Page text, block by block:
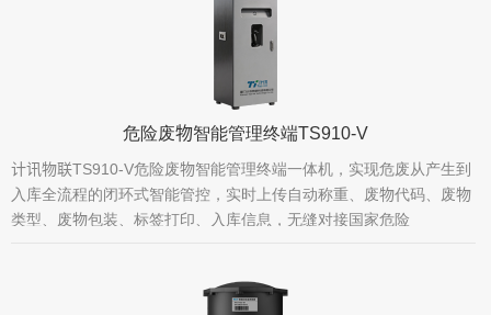
危险废物智能管理终端TS910-V
计讯物联TS910-V危险废物智能管理终端一体机，实现危废从产生到
入库全流程的闭环式智能管控，实时上传自动称重、废物代码、废物
类型、废物包装、标签打印、入库信息，无缝对接国家危险